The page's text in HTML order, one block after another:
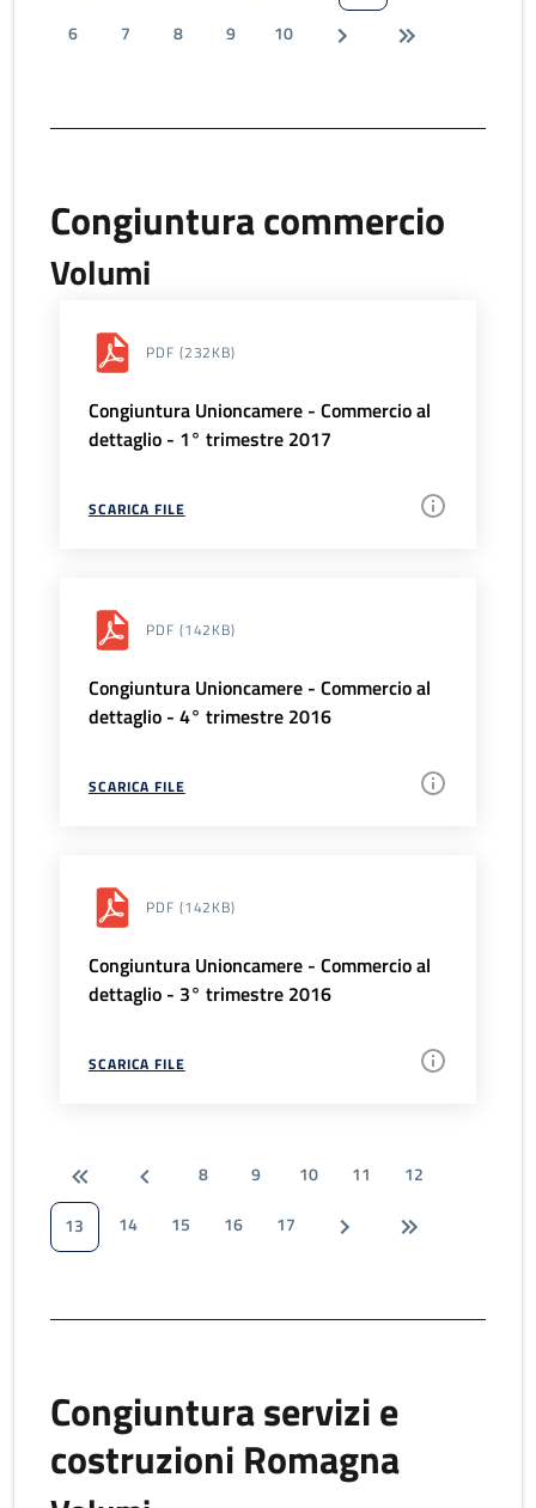
6
7 8 9 10
Congiuntura commercio
Volumi
PDF (232KB)
Congiuntura Unioncamere - Commercio al
dettaglio - 1° trimestre 2017
SCARICA FILE
PDF (142KB)
Congiuntura Unioncamere - Commercio al
dettaglio - 4° trimestre 2016
SCARICA FILE
PDF (142KB)
Congiuntura Unioncamere - Commercio al
dettaglio - 3° trimestre 2016
SCARICA FILE
8 9 10 11
12
13
14 15 16 17
Congiuntura servizi e
costruzioni Romagna